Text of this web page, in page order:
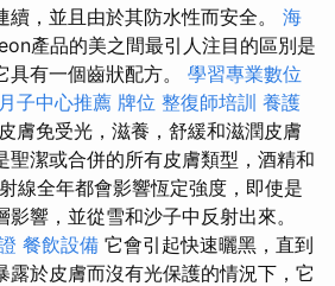
，並且由於其防水性而安全。 海
產品的美之間最引人注目的區別是
有一個齒狀配方。 學習專業數位
月子中心推薦 牌位 整復師培訓 養護
膚免受光，滋養，舒緩和滋潤皮膚
聖潔或合併的所有皮膚類型，酒精和
線全年都會影響恆定強度，即使是
響，並從雪和沙子中反射出來。
餐飲設備 它會引起快速曬黑，直到
露於皮膚而沒有光保護的情況下，它